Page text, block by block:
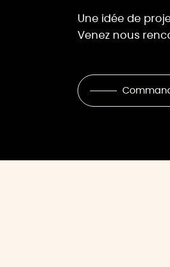
Une idée de
Venez nous